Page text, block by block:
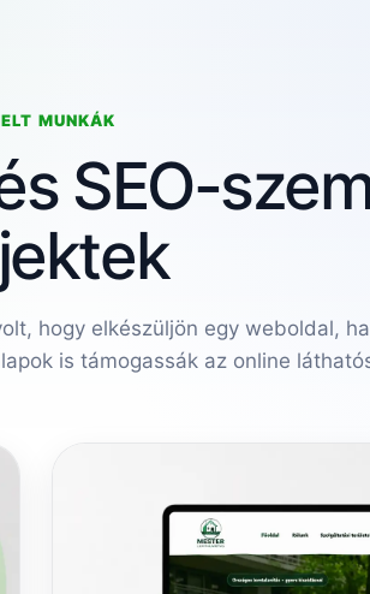
MUNKÁK
SEO-
hogy elkészüljön egy weboldal,
is támogassák az online